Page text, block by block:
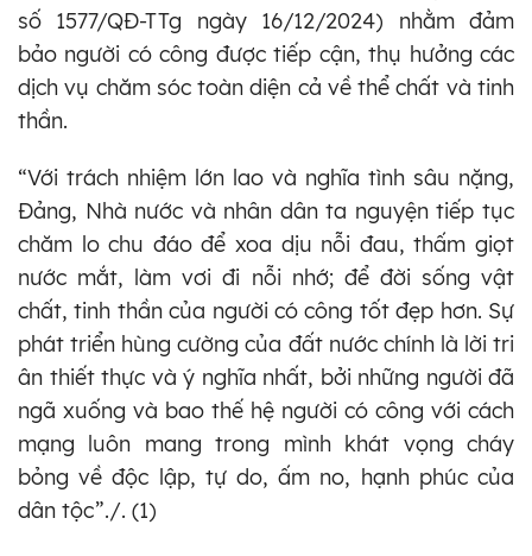
số 1577/QĐ-TTg ngày 16/12/2024) nhằm đảm
bảo người có công được tiếp cận, thụ hưởng các
dịch vụ chăm sóc toàn diện cả về thể chất và tinh
thần.
“Với trách nhiệm lớn lao và nghĩa tình sâu nặng,
Đảng, Nhà nước và nhân dân ta nguyện tiếp tục
chăm lo chu đáo để xoa dịu nỗi đau, thấm giọt
nước mắt, làm vơi đi nỗi nhớ; để đời sống vật
chất, tinh thần của người có công tốt đẹp hơn. Sự
phát triển hùng cường của đất nước chính là lời tri
ân thiết thực và ý nghĩa nhất, bởi những người đã
ngã xuống và bao thế hệ người có công với cách
mạng luôn mang trong mình khát vọng cháy
bỏng về độc lập, tự do, ấm no, hạnh phúc của
dân tộc”./. (1)